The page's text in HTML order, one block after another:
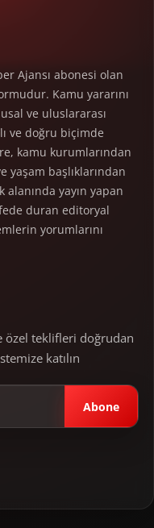
Ajansı abonesi olan
Kamu yararını
ve uluslararası
ve doğru biçimde
kamu kurumlarından
başlıklarından
alanında yayın yapan
duran editoryal
yorumlarını
özel teklifleri doğrudan
katılın
Abone